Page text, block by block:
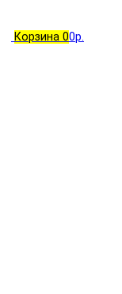
Корзина 00р.